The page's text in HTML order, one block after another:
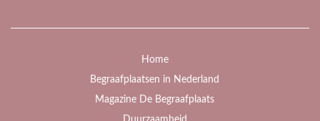
Home
Begraafplaatsen in Nederland
Magazine De Begraafplaats